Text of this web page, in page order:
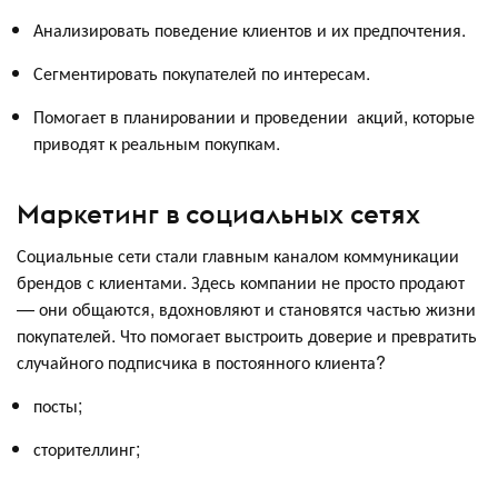
Анализировать поведение клиентов и их предпочтения.
Сегментировать покупателей по интересам.
Помогает в планировании и проведении акций, которые
приводят к реальным покупкам.
Маркетинг в социальных сетях
Социальные сети стали главным каналом коммуникации
брендов с клиентами. Здесь компании не просто продают
— они общаются, вдохновляют и становятся частью жизни
покупателей. Что помогает выстроить доверие и превратить
случайного подписчика в постоянного клиента?
посты;
сторителлинг;